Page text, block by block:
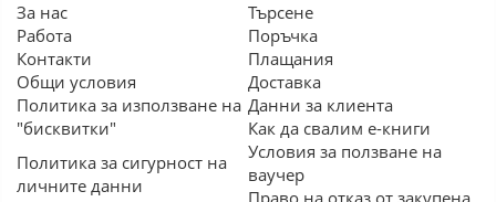
За нас
Работа
Контакти
Общи условия
Политика за използване на
"бисквитки"
Политика за сигурност на
личните данни
Търсене
Поръчка
Плащания
Доставка
Данни за клиента
Как да свалим е-книги
Условия за ползване на
ваучер
Право на отказ от закупена